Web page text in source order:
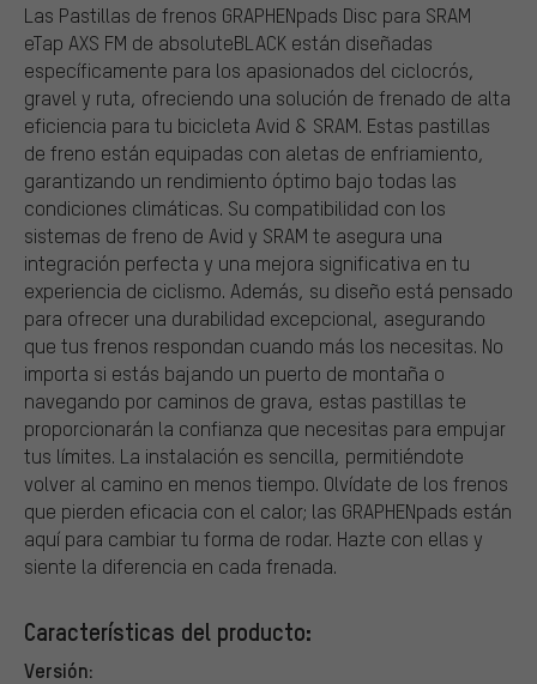
Las Pastillas de frenos GRAPHENpads Disc para SRAM
eTap AXS FM de absoluteBLACK están diseñadas
específicamente para los apasionados del ciclocrós,
gravel y ruta, ofreciendo una solución de frenado de alta
eficiencia para tu bicicleta Avid & SRAM. Estas pastillas
de freno están equipadas con aletas de enfriamiento,
garantizando un rendimiento óptimo bajo todas las
condiciones climáticas. Su compatibilidad con los
sistemas de freno de Avid y SRAM te asegura una
integración perfecta y una mejora significativa en tu
experiencia de ciclismo. Además, su diseño está pensado
para ofrecer una durabilidad excepcional, asegurando
que tus frenos respondan cuando más los necesitas. No
importa si estás bajando un puerto de montaña o
navegando por caminos de grava, estas pastillas te
proporcionarán la confianza que necesitas para empujar
tus límites. La instalación es sencilla, permitiéndote
volver al camino en menos tiempo. Olvídate de los frenos
que pierden eficacia con el calor; las GRAPHENpads están
aquí para cambiar tu forma de rodar. Hazte con ellas y
siente la diferencia en cada frenada.
Características del producto:
Versión: